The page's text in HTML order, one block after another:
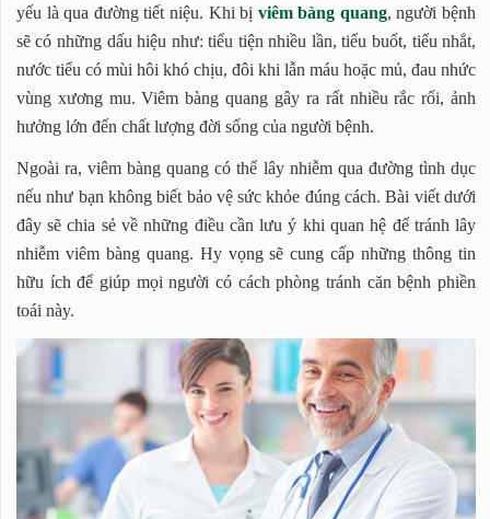
yếu là qua đường tiết niệu. Khi bị viêm bàng quang, người bệnh
sẽ có những dấu hiệu như: tiểu tiện nhiều lần, tiểu buốt, tiểu nhắt,
nước tiểu có mùi hôi khó chịu, đôi khi lẫn máu hoặc mủ, đau nhức
vùng xương mu. Viêm bàng quang gây ra rất nhiều rắc rối, ảnh
hưởng lớn đến chất lượng đời sống của người bệnh.
Ngoài ra, viêm bàng quang có thể lây nhiễm qua đường tình dục
nếu như bạn không biết bảo vệ sức khỏe đúng cách. Bài viết dưới
đây sẽ chia sẻ về những điều cần lưu ý khi quan hệ để tránh lây
nhiễm viêm bàng quang. Hy vọng sẽ cung cấp những thông tin
hữu ích để giúp mọi người có cách phòng tránh căn bệnh phiền
toái này.